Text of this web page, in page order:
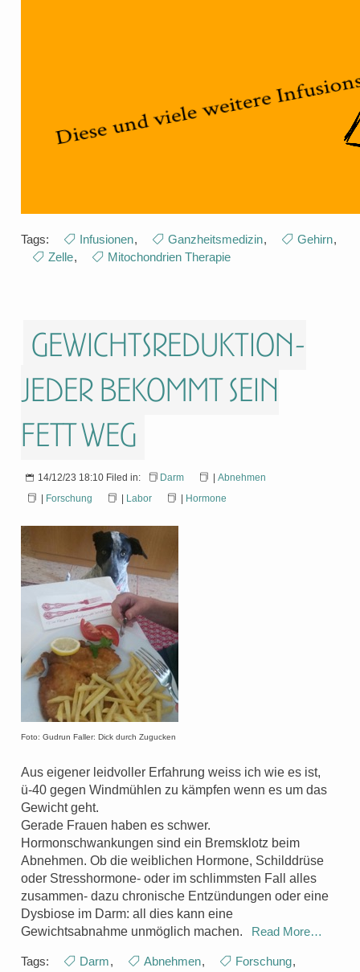
Tags: Infusionen, Ganzheitsmedizin, Gehirn,
Zelle, Mitochondrien Therapie
Gewichtsreduktion-
jeder bekommt sein
Fett weg
14/12/23 18:10 Filed in: Darm
Abnehmen
Forschung Labor Hormone
Foto: Gudrun Faller: Dick durch Zugucken
Aus eigener leidvoller Erfahrung weiss ich wie es ist,
ü-40 gegen Windmühlen zu kämpfen wenn es um das
Gewicht geht.
Gerade Frauen haben es schwer.
Hormonschwankungen sind ein Bremsklotz beim
Abnehmen. Ob die weiblichen Hormone, Schilddrüse
oder Stresshormone- oder im schlimmsten Fall alles
zusammen- dazu chronische Entzündungen oder eine
Dysbiose im Darm: all dies kann eine
Gewichtsabnahme unmöglich machen.
Read More…
Tags: Darm, Abnehmen, Forschung,